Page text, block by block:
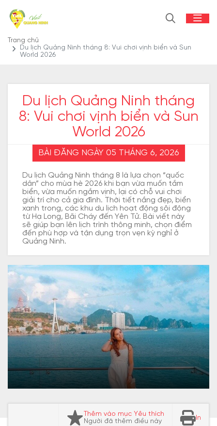
Trang chủ
Du lịch Quảng Ninh tháng 8: Vui chơi vịnh biển và Sun
World 2026
Du lịch Quảng Ninh tháng
8: Vui chơi vịnh biển và Sun
World 2026
BÀI ĐĂNG NGÀY 05 THÁNG 6, 2026
Du lịch Quảng Ninh tháng 8 là lựa chọn “quốc
dân” cho mùa hè 2026 khi bạn vừa muốn tắm
biển, vừa muốn ngắm vịnh, lại có chỗ vui chơi
giải trí cho cả gia đình. Thời tiết nắng đẹp, biển
xanh trong, các khu du lịch hoạt động sôi động
từ Hạ Long, Bãi Cháy đến Yên Tử. Bài viết này
sẽ giúp bạn lên lịch trình thông minh, chọn điểm
đến phù hợp và tận dụng trọn vẹn kỳ nghỉ ở
Quảng Ninh.
Thêm vào mục Yêu thích
Người đã thêm điều này
In